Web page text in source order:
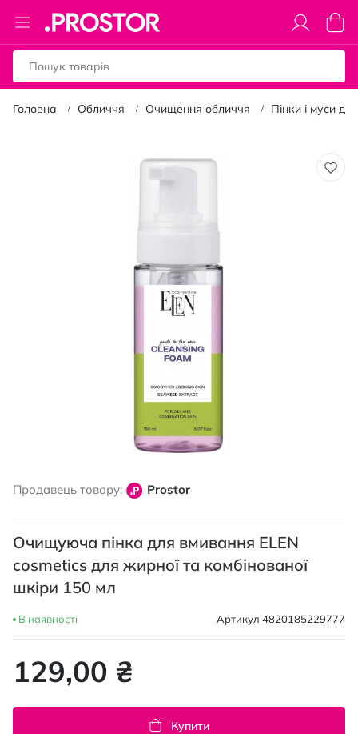
Toggle
Nav
Кошик
Головна Обличчя Очищення обличчя Пінки і муси
початку
зображень
Продавець товару: Prostor
Очищуюча пінка для вмивання ELEN
cosmetics для жирної та комбінованої
шкіри 150 мл
В наявності Артикул 4820185229777
129,00 ₴
Купити